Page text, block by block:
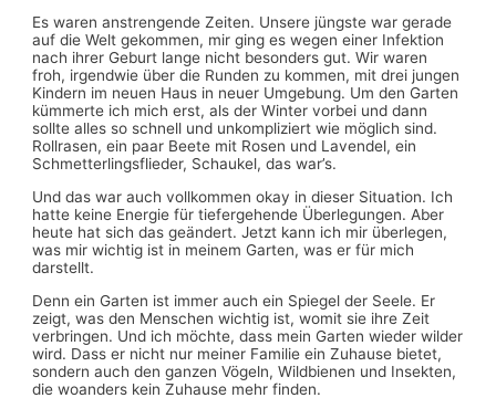
Es waren anstrengende Zeiten. Unsere jüngste war gerade
auf die Welt gekommen, mir ging es wegen einer Infektion
nach ihrer Geburt lange nicht besonders gut. Wir waren
froh, irgendwie über die Runden zu kommen, mit drei jungen
Kindern im neuen Haus in neuer Umgebung. Um den Garten
kümmerte ich mich erst, als der Winter vorbei und dann
sollte alles so schnell und unkompliziert wie möglich sind.
Rollrasen, ein paar Beete mit Rosen und Lavendel, ein
Schmetterlingsflieder, Schaukel, das war’s.
Und das war auch vollkommen okay in dieser Situation. Ich
hatte keine Energie für tiefergehende Überlegungen. Aber
heute hat sich das geändert. Jetzt kann ich mir überlegen,
was mir wichtig ist in meinem Garten, was er für mich
darstellt.
Denn ein Garten ist immer auch ein Spiegel der Seele. Er
zeigt, was den Menschen wichtig ist, womit sie ihre Zeit
verbringen. Und ich möchte, dass mein Garten wieder wilder
wird. Dass er nicht nur meiner Familie ein Zuhause bietet,
sondern auch den ganzen Vögeln, Wildbienen und Insekten,
die woanders kein Zuhause mehr finden.